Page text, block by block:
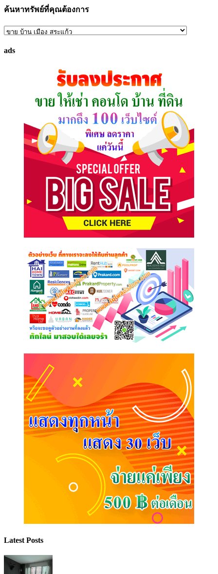
ค้นหาทรัพย์ที่คุณต้องการ
ค้นหา
ที่
ads
Latest Posts